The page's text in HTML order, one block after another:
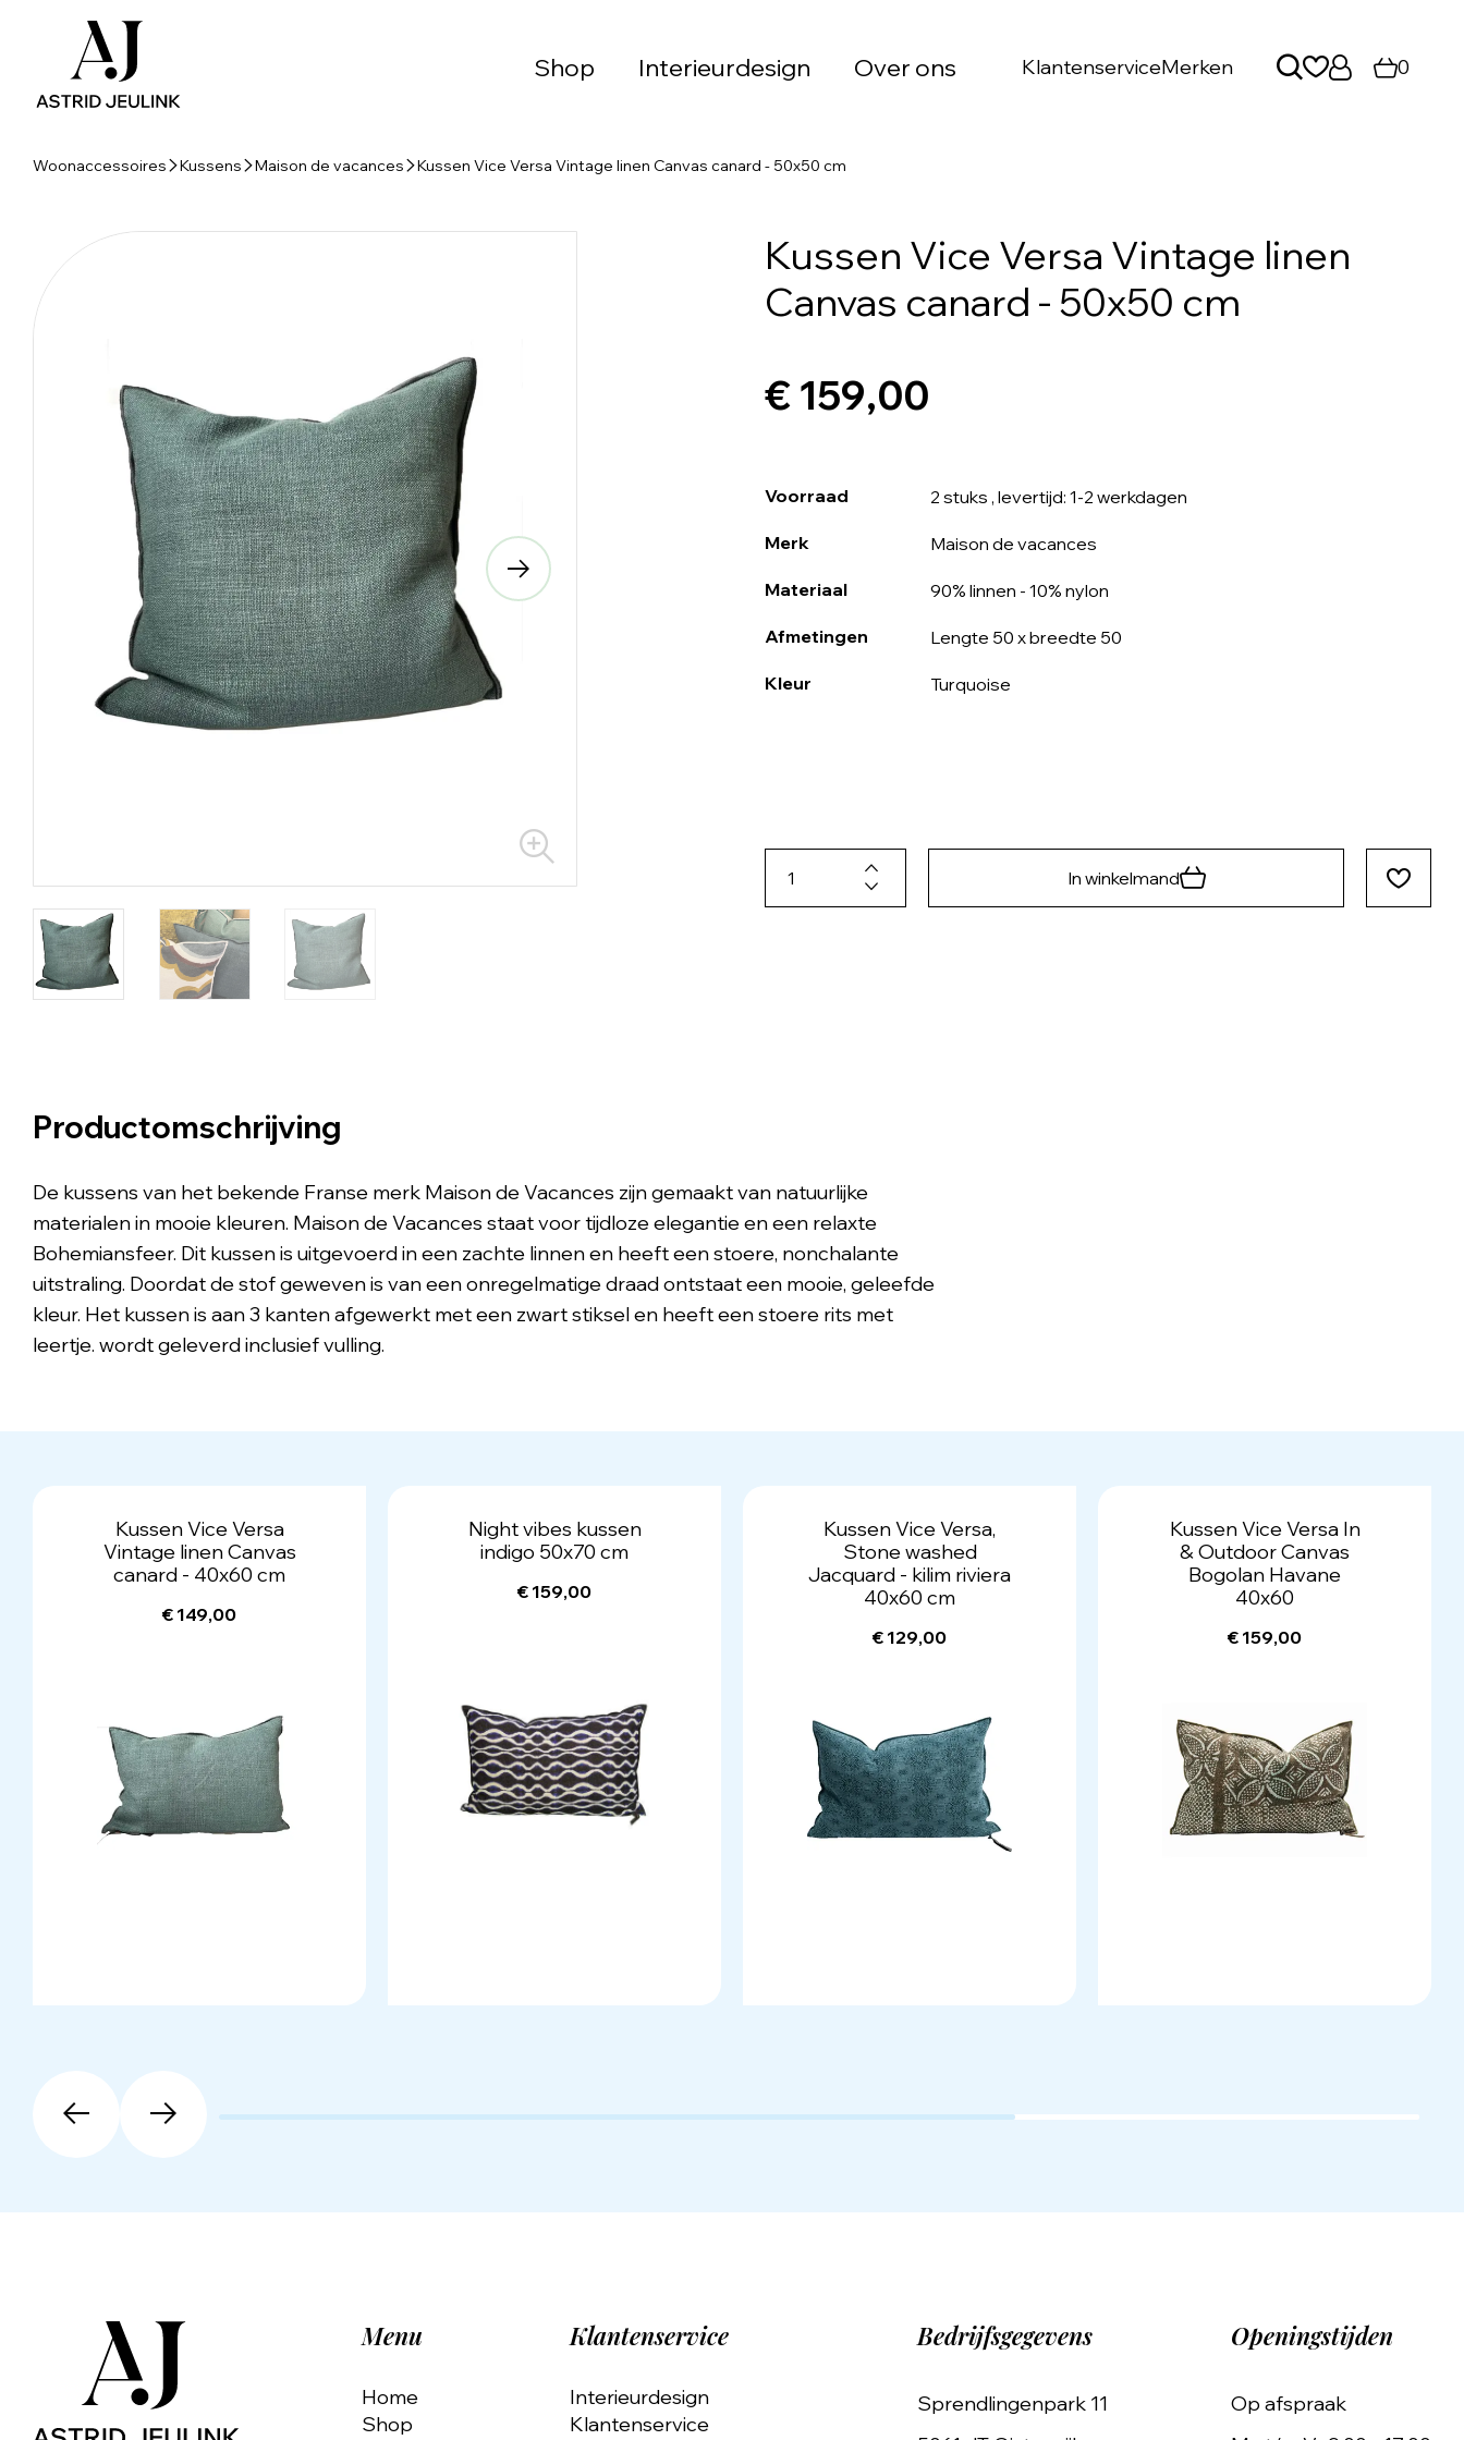
Shop Interieurdesign Over ons KlantenserviceMerken 0
Woonaccessoires Kussens Maison de vacances Kussen Vice Versa Vintage linen Canvas canard - 50x50 cm
Kussen Vice Versa Vintage linen
Canvas canard - 50x50 cm
€ 159,00
Voorraad 2 stuks , levertijd: 1-2 werkdagen
Merk Maison de vacances
Materiaal 90% linnen - 10% nylon
Afmetingen Lengte 50 x breedte 50
Kleur Turquoise
In winkelmand
Productomschrijving
De kussens van het bekende Franse merk Maison de Vacances zijn gemaakt van natuurlijke
materialen in mooie kleuren. Maison de Vacances staat voor tijdloze elegantie en een relaxte
Bohemiansfeer. Dit kussen is uitgevoerd in een zachte linnen en heeft een stoere, nonchalante
uitstraling. Doordat de stof geweven is van een onregelmatige draad ontstaat een mooie, geleefde
kleur. Het kussen is aan 3 kanten afgewerkt met een zwart stiksel en heeft een stoere rits met
leertje. wordt geleverd inclusief vulling.
Kussen Vice Versa
Vintage linen Canvas
canard - 40x60 cm
€ 149,00
Night vibes kussen
indigo 50x70 cm
€ 159,00
Kussen Vice Versa,
Stone washed
Jacquard - kilim riviera
40x60 cm
€ 129,00
Kussen Vice Versa In
& Outdoor Canvas
Bogolan Havane
40x60
€ 159,00
Menu
Home
Shop
Klantenservice
Interieurdesign
Klantenservice
Bedrijfsgegevens
Sprendlingenpark 11
Openingstijden
Op afspraak